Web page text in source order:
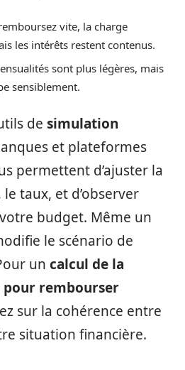
vite, la charge
les intérêts restent contenus.
sont plus légères, mais
sensiblement.
de simulation
et plateformes
permettent d’ajuster la
taux, et d’observer
budget. Même un
le scénario de
un calcul de la
pour rembourser
sur la cohérence entre
situation financière.